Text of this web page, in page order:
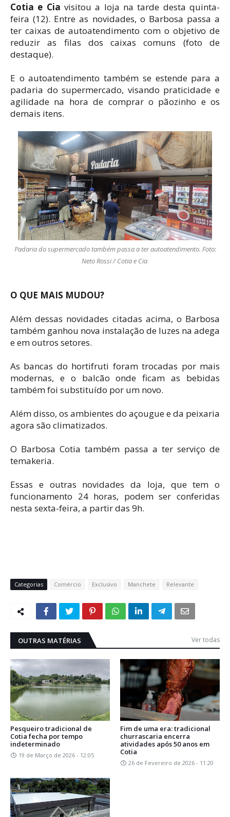
Cotia e Cia visitou a loja na tarde desta quinta-
feira (12). Entre as novidades, o Barbosa passa a
ter caixas de autoatendimento com o objetivo de
reduzir as filas dos caixas comuns (foto de
destaque).
E o autoatendimento também se estende para a
padaria do supermercado, visando praticidade e
agilidade na hora de comprar o pãozinho e os
demais itens.
Padaria do supermercado também passa a ter autoatendimento. Foto:
Neto Rossi / Cotia e Cia
O QUE MAIS MUDOU?
Além dessas novidades citadas acima, o Barbosa
também ganhou nova instalação de luzes na adega
e em outros setores.
As bancas do hortifruti foram trocadas por mais
modernas, e o balcão onde ficam as bebidas
também foi substituído por um novo.
Além disso, os ambientes do açougue e da peixaria
agora são climatizados.
O Barbosa Cotia também passa a ter serviço de
temakeria.
Essas e outras novidades da loja, que tem o
funcionamento 24 horas, podem ser conferidas
nesta sexta-feira, a partir das 9h.
Categorias Comércio Exclusivo Manchete Relevante
OUTRAS MATÉRIAS Ver todas
Pesqueiro tradicional de
Cotia fecha por tempo
indeterminado
19 de Março de 2026 - 12:05
Fim de uma era: tradicional
churrascaria encerra
atividades após 50 anos em
Cotia
26 de Fevereiro de 2026 - 11:20